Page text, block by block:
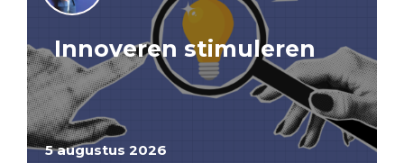
5 augustus 2026
Innoveren stimuleren